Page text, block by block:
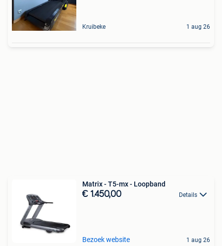
Kruibeke 1 aug 26
Matrix - T5-mx - Loopband
€ 1.450,00 Details
Bezoek website 1 aug 26